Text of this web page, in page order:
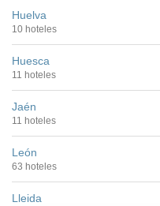
Huelva
10 hoteles
Huesca
11 hoteles
Jaén
11 hoteles
León
63 hoteles
Lleida